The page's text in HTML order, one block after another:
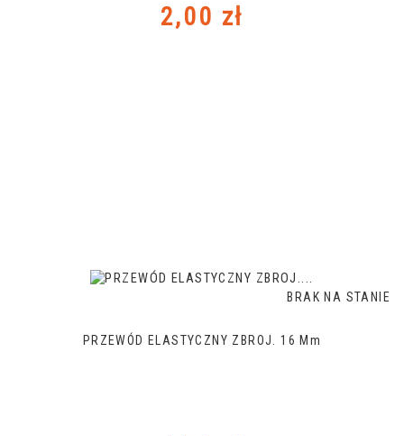
Cena
2,00 zł
BRAK NA STANIE
PRZEWÓD ELASTYCZNY ZBROJ. 16 Mm